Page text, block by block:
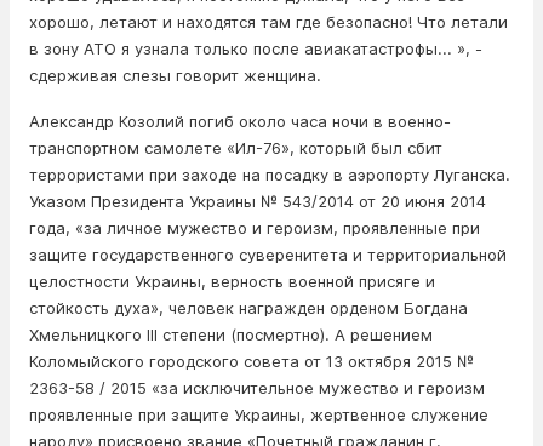
хорошо, летают и находятся там где безопасно! Что летали
в зону АТО я узнала только после авиакатастрофы... », -
сдерживая слезы говорит женщина.
Александр Козолий погиб около часа ночи в военно-
транспортном самолете «Ил-76», который был сбит
террористами при заходе на посадку в аэропорту Луганска.
Указом Президента Украины № 543/2014 от 20 июня 2014
года, «за личное мужество и героизм, проявленные при
защите государственного суверенитета и территориальной
целостности Украины, верность военной присяге и
стойкость духа», человек награжден орденом Богдана
Хмельницкого III степени (посмертно). А решением
Коломыйского городского совета от 13 октября 2015 №
2363-58 / 2015 «за исключительное мужество и героизм
проявленные при защите Украины, жертвенное служение
народу» присвоено звание «Почетный гражданин г.